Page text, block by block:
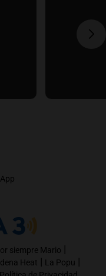
siempre Mario |
Heat | La Popu |